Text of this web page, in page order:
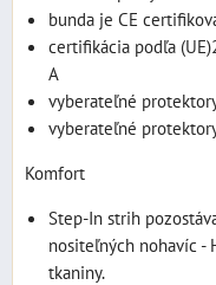
bunda je CE
certifikácia podľa
A
vyberateľné
vyberateľné
Komfort
Step-In strih
nositeľných nohavíc -
tkaniny.